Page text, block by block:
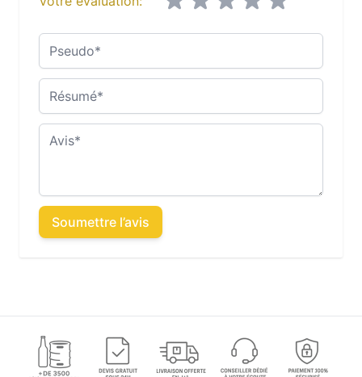
Pseudo
Résumé
Avis
Soumettre l’avis